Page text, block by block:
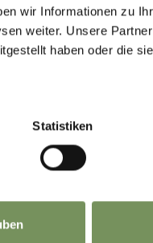
wir Informationen zu
weiter. Unsere
haben oder die
Statistiken